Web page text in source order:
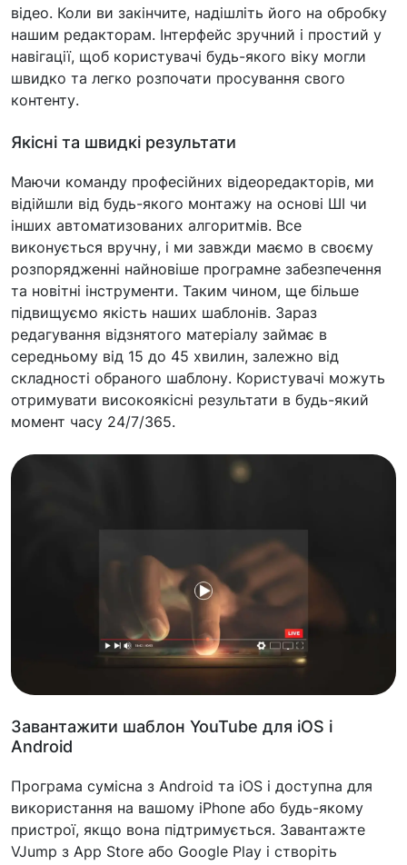
відео. Коли ви закінчите, надішліть його на обробку
нашим редакторам. Інтерфейс зручний і простий у
навігації, щоб користувачі будь-якого віку могли
швидко та легко розпочати просування свого
контенту.
Якісні та швидкі результати
Маючи команду професійних відеоредакторів, ми
відійшли від будь-якого монтажу на основі ШІ чи
інших автоматизованих алгоритмів. Все
виконується вручну, і ми завжди маємо в своєму
розпорядженні найновіше програмне забезпечення
та новітні інструменти. Таким чином, ще більше
підвищуємо якість наших шаблонів. Зараз
редагування відзнятого матеріалу займає в
середньому від 15 до 45 хвилин, залежно від
складності обраного шаблону. Користувачі можуть
отримувати високоякісні результати в будь-який
момент часу 24/7/365.
Завантажити шаблон YouTube для iOS і
Android
Програма сумісна з Android та iOS і доступна для
використання на вашому iPhone або будь-якому
пристрої, якщо вона підтримується. Завантажте
VJump з App Store або Google Play і створіть